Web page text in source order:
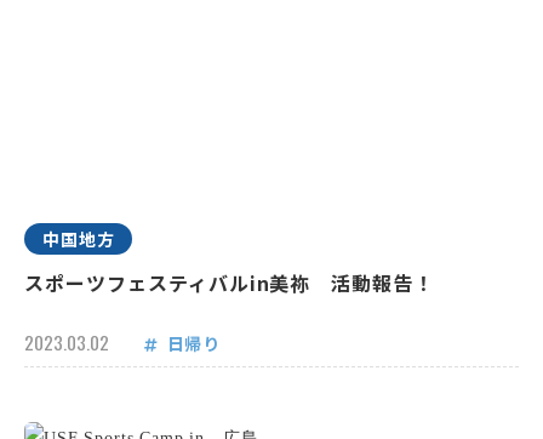
中国地方
スポーツフェスティバルin美祢 活動報告！
2023.03.02 日帰り